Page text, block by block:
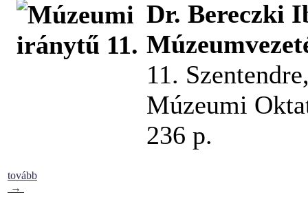
Dr. Bereczki
11.
Múzeumi
236 p.
tovább
→